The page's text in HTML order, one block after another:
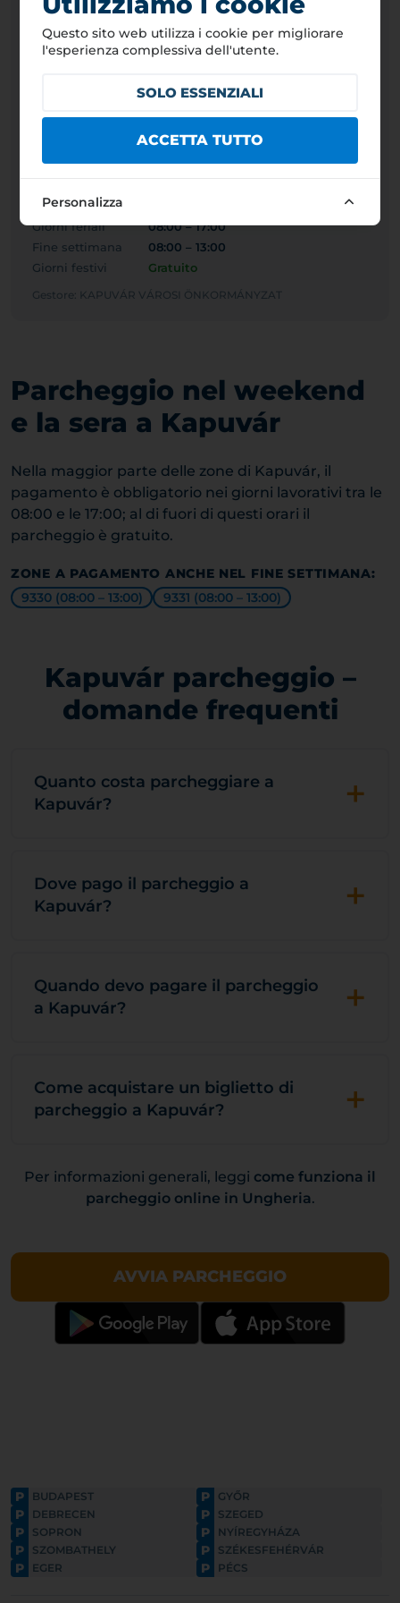
Autovettura
350 HUF
1 000 HUF
2,8 EUR
ORARIO GENERALE A PAGAMENTO
Giorni feriali
08:00 – 17:00
Fine settimana
08:00 – 13:00
Giorni festivi
Gratuito
Gestore: KAPUVÁR VÁROSI ÖNKORMÁNYZAT
Parcheggio nel weekend
e la sera a Kapuvár
Nella maggior parte delle zone di Kapuvár, il
pagamento è obbligatorio nei giorni lavorativi tra le
08:00 e le 17:00; al di fuori di questi orari il
parcheggio è gratuito.
ZONE A PAGAMENTO ANCHE NEL FINE SETTIMANA:
9330 (08:00 – 13:00)
9331 (08:00 – 13:00)
Kapuvár parcheggio –
domande frequenti
Quanto costa parcheggiare a
Kapuvár?
+
Dove pago il parcheggio a
Kapuvár?
+
Quando devo pagare il parcheggio
a Kapuvár?
+
Come acquistare un biglietto di
parcheggio a Kapuvár?
+
Per informazioni generali, leggi come funziona il
parcheggio online in Ungheria.
AVVIA PARCHEGGIO
P BUDAPEST P GYŐR
P DEBRECEN P SZEGED
P SOPRON P NYÍREGYHÁZA
P SZOMBATHELY P SZÉKESFEHÉRVÁR
P EGER P PÉCS
Questo sito web utilizza i cookie per migliorare
l'esperienza complessiva dell'utente.
SOLO ESSENZIALI
ACCETTA TUTTO
Personalizza